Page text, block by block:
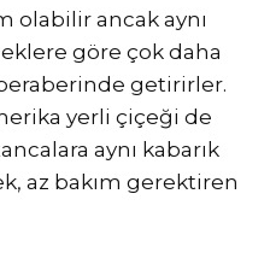
olabilir ancak aynı
göre çok daha
getirirler.
yerli çiçeği de
aynı kabarık
az bakım gerektiren